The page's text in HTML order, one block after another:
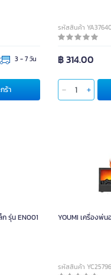
3 - 7 วัน
ร้า
รหัสสินค้า
฿ 314.00
รุ่น EN001 YOUMI เครื่องพ่น
รหัสสินค้า YC25796